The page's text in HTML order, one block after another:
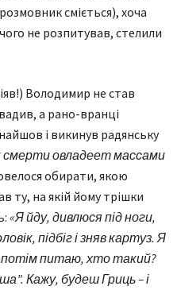
сміється), хоча
не розпитував, стелили
Володимир не став
а рано-вранці
і викинув радянську
смерти овладеет массами
обирати, якою
ту, на якій йому трішки
«Я йду, дивлюся під ноги,
підбіг і зняв картуз. Я
питаю, хто такий?
Кажу, будеш Гриць – і